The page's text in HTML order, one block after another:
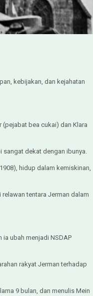
kebijakan, dan kejahatan
(pejabat bea cukai) dan Klara
sangat dekat dengan ibunya.
hidup dalam kemiskinan,
tentara Jerman dalam
ia ubah menjadi NSDAP
rakyat Jerman terhadap
9 bulan, dan menulis Mein